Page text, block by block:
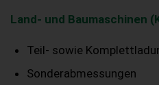
Land- und Baumaschinen
Teil- sowie
Sonderabmessungen